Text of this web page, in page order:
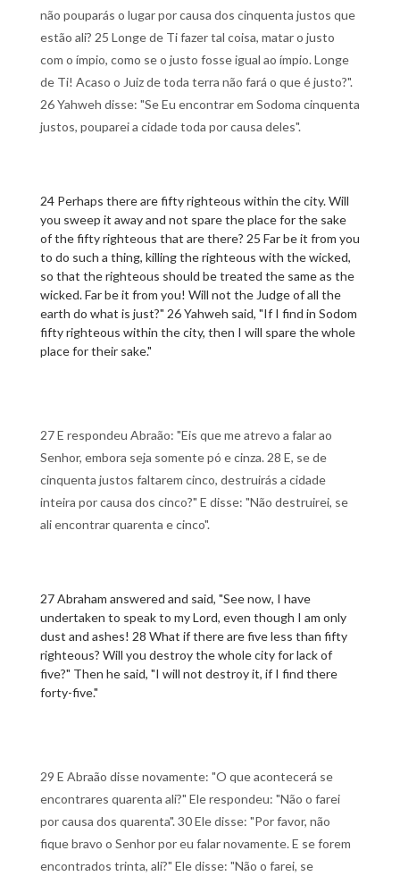
não pouparás o lugar por causa dos cinquenta justos que
estão ali? 25 Longe de Ti fazer tal coisa, matar o justo
com o ímpio, como se o justo fosse igual ao ímpio. Longe
de Ti! Acaso o Juiz de toda terra não fará o que é justo?".
26 Yahweh disse: "Se Eu encontrar em Sodoma cinquenta
justos, pouparei a cidade toda por causa deles".
24 Perhaps there are fifty righteous within the city. Will
you sweep it away and not spare the place for the sake
of the fifty righteous that are there? 25 Far be it from you
to do such a thing, killing the righteous with the wicked,
so that the righteous should be treated the same as the
wicked. Far be it from you! Will not the Judge of all the
earth do what is just?" 26 Yahweh said, "If I find in Sodom
fifty righteous within the city, then I will spare the whole
place for their sake."
27 E respondeu Abraão: "Eis que me atrevo a falar ao
Senhor, embora seja somente pó e cinza. 28 E, se de
cinquenta justos faltarem cinco, destruirás a cidade
inteira por causa dos cinco?" E disse: "Não destruirei, se
ali encontrar quarenta e cinco".
27 Abraham answered and said, "See now, I have
undertaken to speak to my Lord, even though I am only
dust and ashes! 28 What if there are five less than fifty
righteous? Will you destroy the whole city for lack of
five?" Then he said, "I will not destroy it, if I find there
forty-five."
29 E Abraão disse novamente: "O que acontecerá se
encontrares quarenta ali?" Ele respondeu: "Não o farei
por causa dos quarenta". 30 Ele disse: "Por favor, não
fique bravo o Senhor por eu falar novamente. E se forem
encontrados trinta, ali?" Ele disse: "Não o farei, se